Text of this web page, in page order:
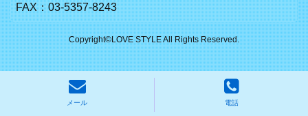
メール 電話
FAX：03-5357-8243
Copyright©LOVE STYLE All Rights Reserved.